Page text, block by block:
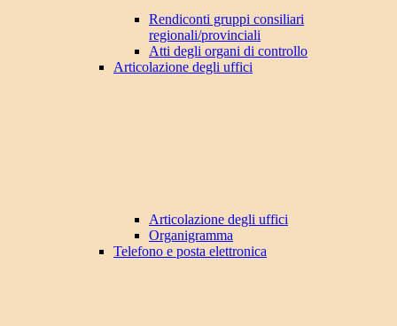
Rendiconti gruppi consiliari
regionali/provinciali
Atti degli organi di controllo
Articolazione degli uffici
Articolazione degli uffici
Organigramma
Telefono e posta elettronica